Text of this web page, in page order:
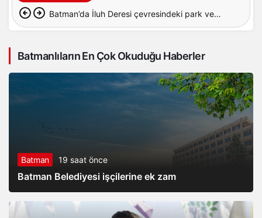
Batman’da İluh Deresi çevresindeki park ve
Batmanlıların En Çok Okuduğu Haberler
Batman 19 saat önce
Batman Belediyesi işçilerine ek zam